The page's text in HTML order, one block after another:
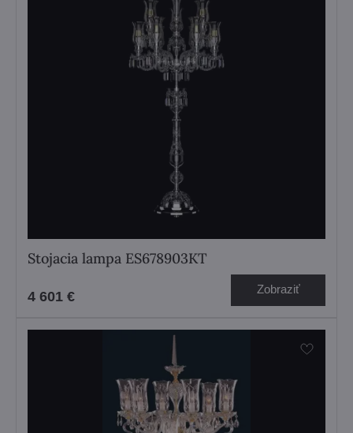
Stojacia lampa ES678903KT
4 601 € Zobraziť